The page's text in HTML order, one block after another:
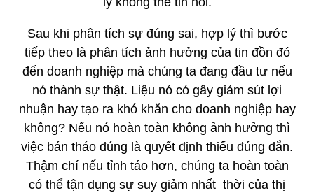
Sau khi phân tích sự đúng sai, hợp lý thì bước
tiếp theo là phân tích ảnh hưởng của tin đồn đó
đến doanh nghiệp mà chúng ta đang đầu tư nếu
nó thành sự thật. Liệu nó có gây giảm sút lợi
nhuận hay tạo ra khó khăn cho doanh nghiệp hay
không? Nếu nó hoàn toàn không ảnh hưởng thì
việc bán tháo đúng là quyết định thiếu đúng đắn.
Thậm chí nếu tỉnh táo hơn, chúng ta hoàn toàn
có thể tận dụng sự suy giảm nhất thời của thị